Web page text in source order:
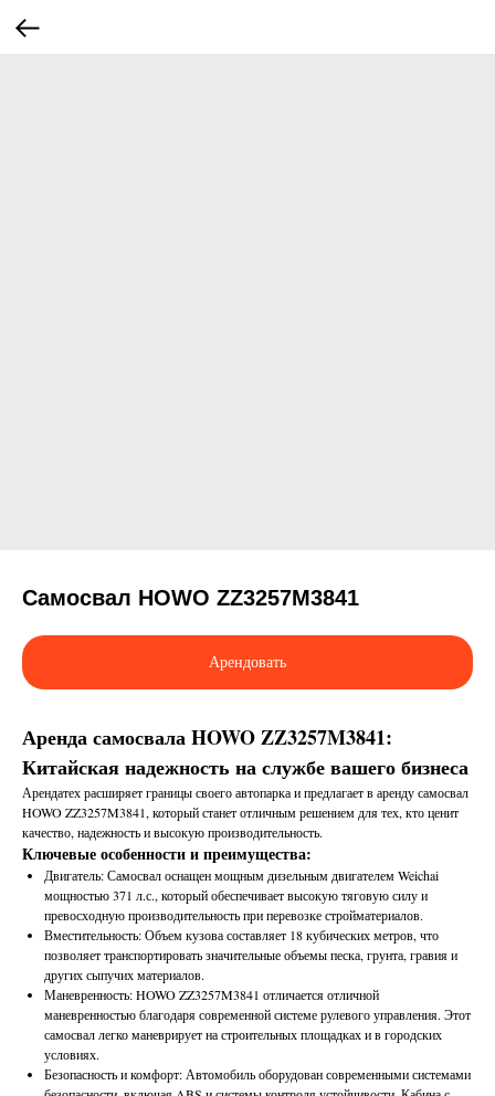
Самосвал HOWO ZZ3257M3841
Арендовать
Аренда самосвала HOWO ZZ3257M3841:
Китайская надежность на службе вашего бизнеса
Арендатех расширяет границы своего автопарка и предлагает в аренду самосвал
HOWO ZZ3257M3841, который станет отличным решением для тех, кто ценит
качество, надежность и высокую производительность.
Ключевые особенности и преимущества:
Двигатель: Самосвал оснащен мощным дизельным двигателем Weichai
мощностью 371 л.с., который обеспечивает высокую тяговую силу и
превосходную производительность при перевозке стройматериалов.
Вместительность: Объем кузова составляет 18 кубических метров, что
позволяет транспортировать значительные объемы песка, грунта, гравия и
других сыпучих материалов.
Маневренность: HOWO ZZ3257M3841 отличается отличной
маневренностью благодаря современной системе рулевого управления. Этот
самосвал легко маневрирует на строительных площадках и в городских
условиях.
Безопасность и комфорт: Автомобиль оборудован современными системами